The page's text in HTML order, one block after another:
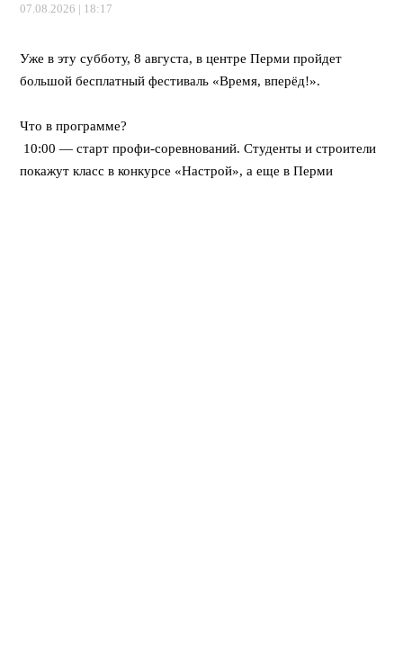
07.08.2026 | 18:17
Уже в эту субботу, 8 августа, в центре Перми пройдет
большой бесплатный фестиваль «Время, вперёд!».
Что в программе?
10:00 — старт профи-соревнований. Студенты и строители
покажут класс в конкурсе «Настрой», а еще в Перми